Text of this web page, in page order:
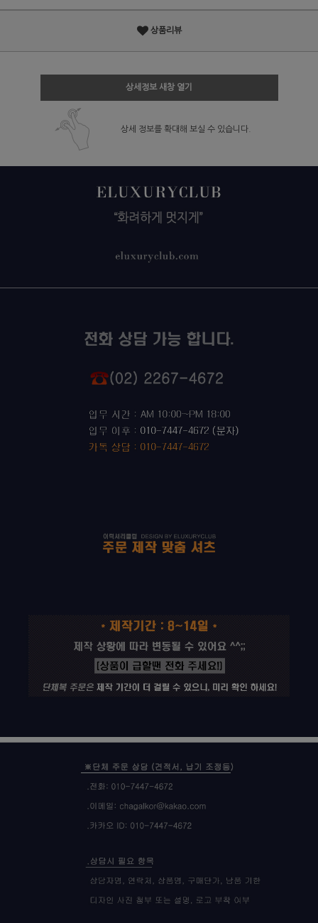
상품리뷰
상세정보 새창 열기
상세 정보를 확대해 보실 수 있습니다.